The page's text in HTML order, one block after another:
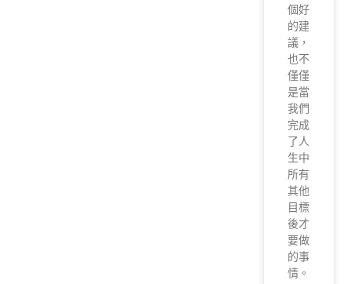
個好
的建
議，
也不
僅僅
是當
我們
完成
了人
生中
所有
其他
目標
後才
要做
的事
情。